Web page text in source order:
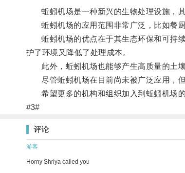
蚯蚓机场是一种新兴的生物处理设施，其
蚯蚓机场的应用范围非常广泛，比如餐厨
蚯蚓机场的优点在于其生态环保和可持续
护了环境又降低了处理成本。
此外，蚯蚓机场也能够产生高质量的土壤
尽管蚯蚓机场在目前尚未被广泛应用，但
希望更多的机构和组织加入到蚯蚓机场的
#3#
评论
游客
Horny Shriya called you